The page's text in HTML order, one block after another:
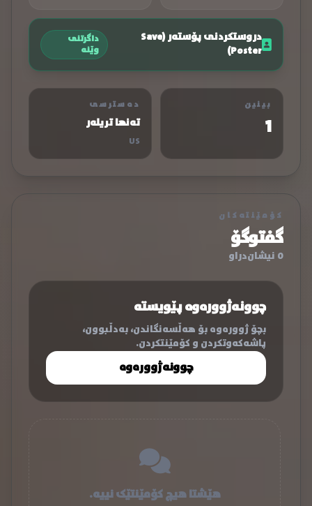
دروستکردنی پۆستەر (Save
Poster)
داگرتنی
وێنە
بینین
1
دەسترسی
تەنها تریلەر
US
کۆمێنتەکان
گفتوگۆ
0 نیشان‌دراو
چوونەژوورەوە پێویستە
بچۆ ژوورەوە بۆ هەڵسەنگاندن، بەدڵبوون،
پاشەکەوتکردن و کۆمێنتکردن.
چوونەژوورەوە
هێشتا هیچ کۆمێنتێک نییە.